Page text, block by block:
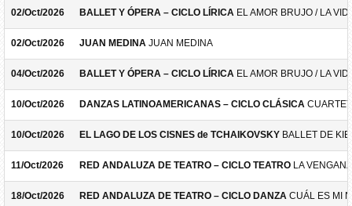
02/Oct/2026 BALLET Y ÓPERA – CICLO LÍRICA EL AMOR BRUJO / LA
02/Oct/2026 JUAN MEDINA JUAN MEDINA
04/Oct/2026 BALLET Y ÓPERA – CICLO LÍRICA EL AMOR BRUJO / LA
10/Oct/2026 DANZAS LATINOAMERICANAS – CICLO CLÁSICA
10/Oct/2026 EL LAGO DE LOS CISNES de TCHAIKOVSKY BALLET DE
11/Oct/2026 RED ANDALUZA DE TEATRO – CICLO TEATRO LA
18/Oct/2026 RED ANDALUZA DE TEATRO – CICLO DANZA CUÁL ES MI